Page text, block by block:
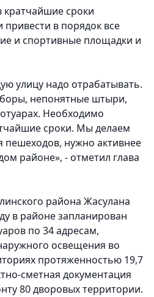
кратчайшие сроки
в порядок все
и спортивные площадки и
улицу надо отрабатывать.
непонятные штыри,
Необходимо
сроки. Мы делаем
нужно активнее
районе», - отметил глава
района Жасулана
в районе запланирован
по 34 адресам,
освещения во
протяженностью 19,7
сметная документация
80 дворовых территории.